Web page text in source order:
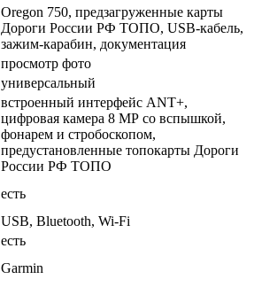
Oregon 750, предзагруженные карты
Дороги России РФ ТОПО, USB-кабель,
зажим-карабин, документация
просмотр фото
универсальный
встроенный интерфейс ANT+,
цифровая камера 8 МР со вспышкой,
фонарем и стробоскопом,
предустановленные топокарты Дороги
России РФ ТОПО
есть
USB, Bluetooth, Wi-Fi
есть
Garmin